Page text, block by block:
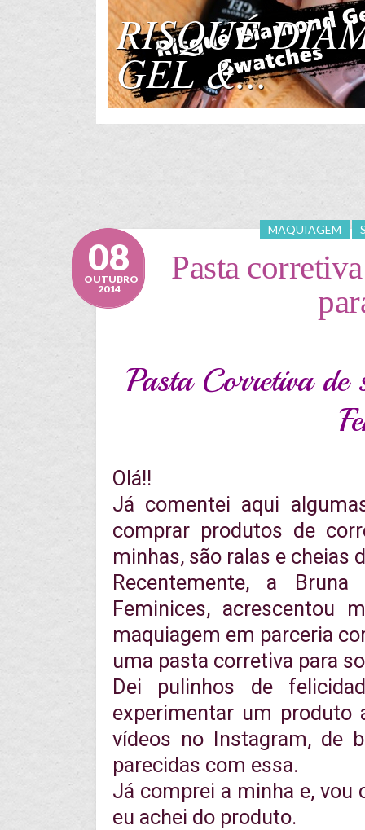
RISQUÉ
GEL &...
MAQUIAGEM
08
OUTUBRO
2014
Pasta
Pasta Corretiva de
Olá!!
Já comentei aqui
comprar produtos de
minhas, são ralas e cheias
Recentemente, a
Feminices, acrescentou
maquiagem em parceria
uma pasta corretiva para
Dei pulinhos de
experimentar um produto
vídeos no Instagram, de
parecidas com essa.
Já comprei a minha e, vou
eu achei do produto.